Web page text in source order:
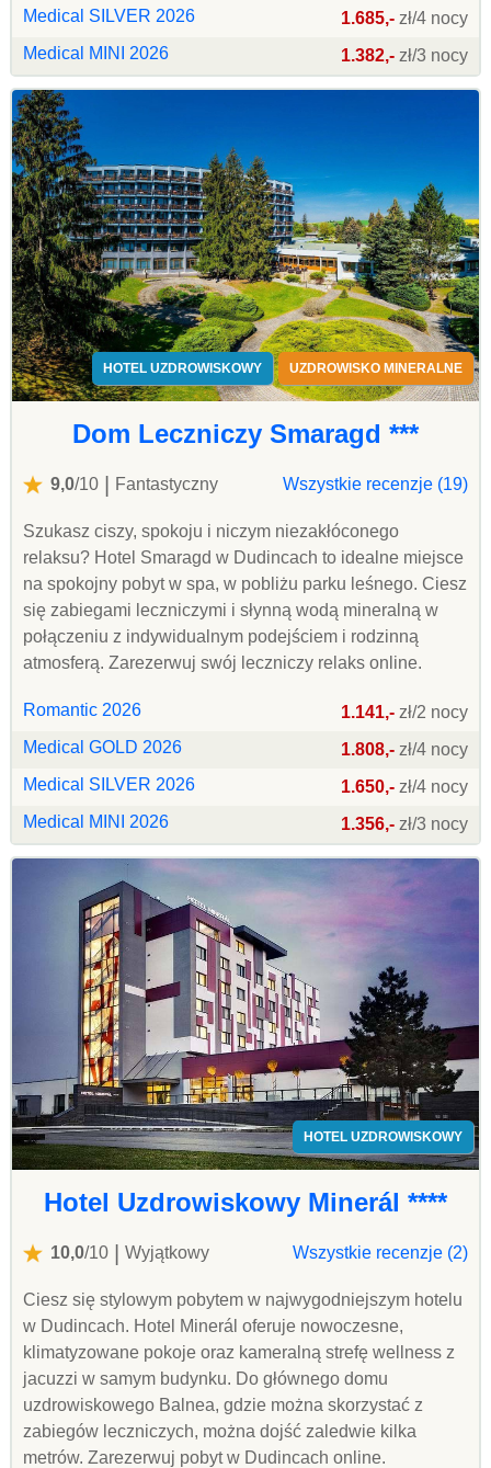
Medical SILVER 2026 1.685,- zł/4 nocy
Medical MINI 2026
1.382,- zł/3 nocy
HOTEL UZDROWISKOWY UZDROWISKO MINERALNE
Dom Leczniczy Smaragd ***
9,0/10 Fantastyczny Wszystkie recenzje (19)
Szukasz ciszy, spokoju i niczym niezakłóconego
relaksu? Hotel Smaragd w Dudincach to idealne miejsce
na spokojny pobyt w spa, w pobliżu parku leśnego. Ciesz
się zabiegami leczniczymi i słynną wodą mineralną w
połączeniu z indywidualnym podejściem i rodzinną
atmosferą. Zarezerwuj swój leczniczy relaks online.
Romantic 2026 1.141,- zł/2 nocy
Medical GOLD 2026
1.808,- zł/4 nocy
Medical SILVER 2026
1.650,- zł/4 nocy
Medical MINI 2026
1.356,- zł/3 nocy
HOTEL UZDROWISKOWY
Hotel Uzdrowiskowy Minerál ****
10,0/10 Wyjątkowy Wszystkie recenzje (2)
Ciesz się stylowym pobytem w najwygodniejszym hotelu
w Dudincach. Hotel Minerál oferuje nowoczesne,
klimatyzowane pokoje oraz kameralną strefę wellness z
jacuzzi w samym budynku. Do głównego domu
uzdrowiskowego Balnea, gdzie można skorzystać z
zabiegów leczniczych, można dojść zaledwie kilka
metrów. Zarezerwuj pobyt w Dudincach online.